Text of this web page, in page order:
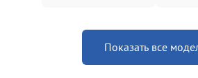
Показать все